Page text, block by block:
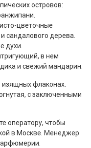
островов:
цветочные
сандалового дерева.
духи.
в нем
и свежий мандарин.
изящных флаконах.
с заключенными
оператору, чтобы
в Москве. Менеджер